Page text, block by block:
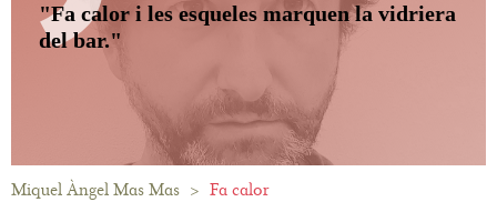
"Fa calor i les esqueles marquen la vidriera
del bar."
Miquel Àngel Mas Mas > Fa calor